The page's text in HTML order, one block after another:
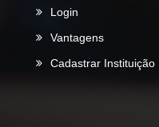
Login
Vantagens
Cadastrar Instituição